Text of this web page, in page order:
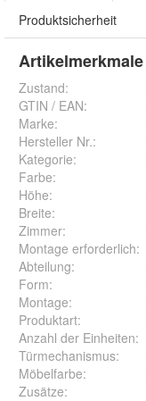
Produktsicherheit
Artikelmerkmale
Zustand:
GTIN / EAN:
Marke:
Hersteller Nr.:
Kategorie:
Farbe:
Höhe:
Breite:
Zimmer:
Montage erforderlich:
Abteilung:
Form:
Montage:
Produktart:
Anzahl der Einheiten:
Türmechanismus:
Möbelfarbe:
Zusätze: